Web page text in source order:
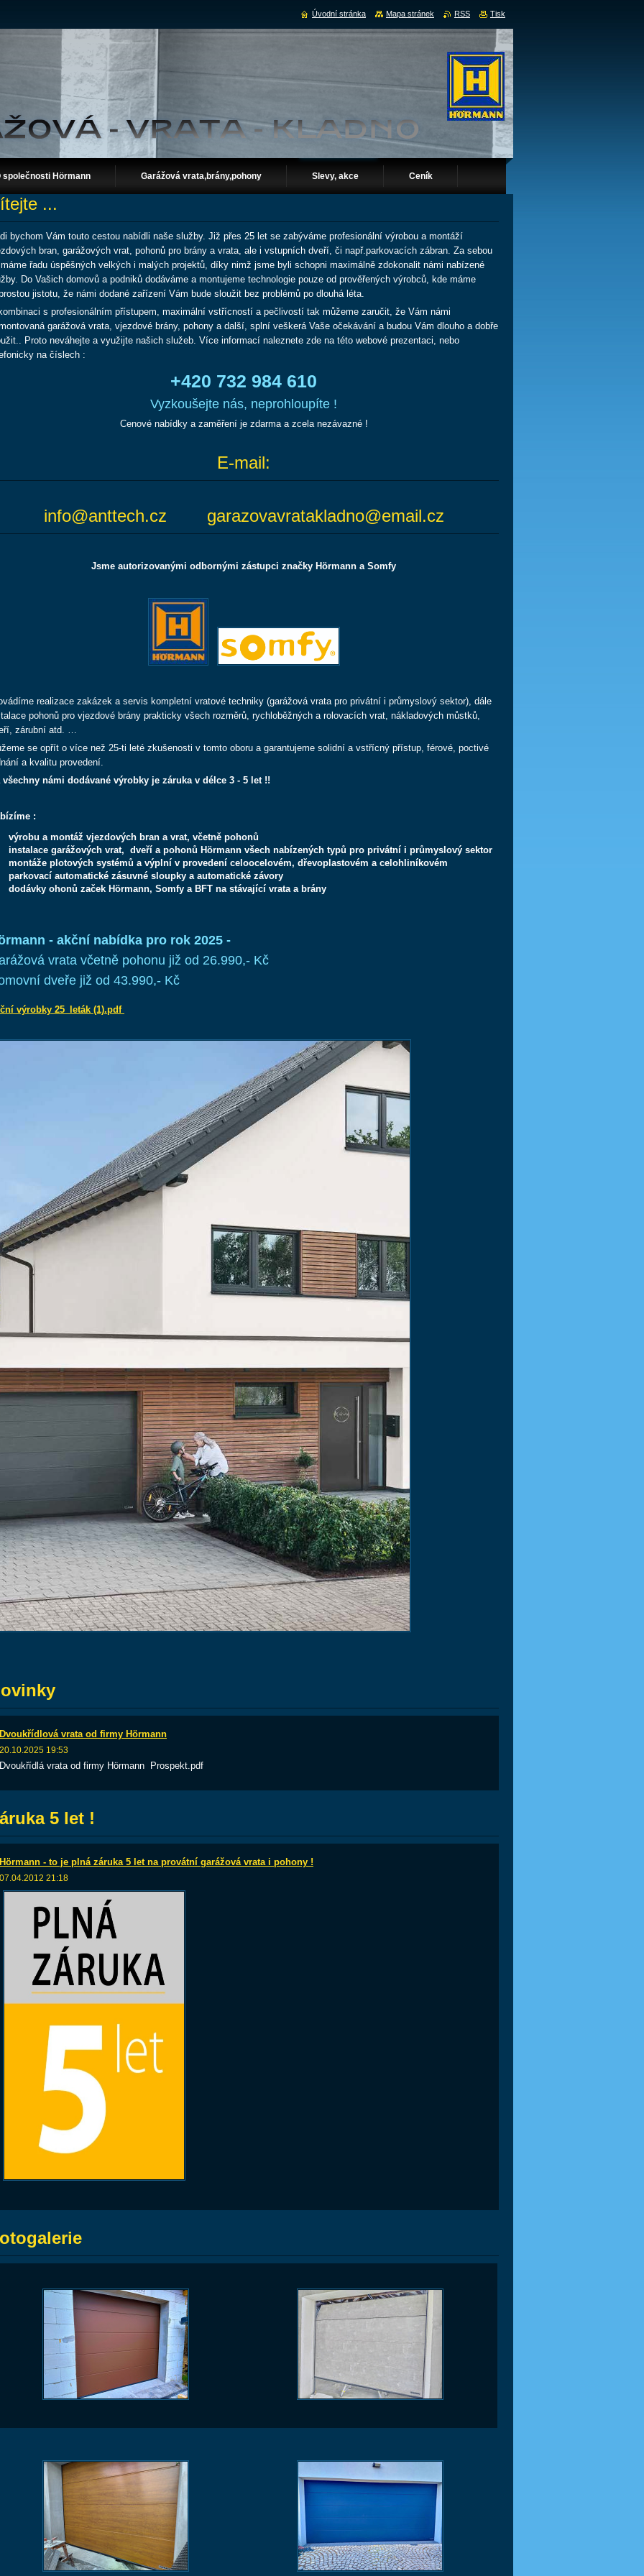
společnosti Hörmann Garážová vrata,brány,pohony Slevy, akce Ceník
...
bychom Vám touto cestou nabídli naše služby. Již přes 25 let se zabýváme profesionální výrobou a montáží
bran, garážových vrat, pohonů pro brány a vrata, ale i vstupních dveří, či např.parkovacích zábran. Za sebou
řadu úspěšných velkých i malých projektů, díky nimž jsme byli schopni maximálně zdokonalit námi nabízené
Do Vašich domovů a podniků dodáváme a montujeme technologie pouze od prověřených výrobců, kde máme
jistotu, že námi dodané zařízení Vám bude sloužit bez problémů po dlouhá léta.
s profesionálním přístupem, maximální vstřícností a pečlivostí tak můžeme zaručit, že Vám námi
garážová vrata, vjezdové brány, pohony a další, splní veškerá Vaše očekávání a budou Vám dlouho a dobře
Proto neváhejte a využijte našich služeb. Více informací naleznete zde na této webové prezentaci, nebo
na číslech :
+420 732 984 610
Vyzkoušejte nás, neprohloupíte !
Cenové nabídky a zaměření je zdarma a zcela nezávazné !
E-mail:
info@anttech.cz garazovavratakladno@email.cz
Jsme autorizovanými odbornými zástupci značky Hörmann a Somfy
realizace zakázek a servis kompletní vratové techniky (garážová vrata pro privátní i průmyslový sektor), dále
pohonů pro vjezdové brány prakticky všech rozměrů, rychloběžných a rolovacích vrat, nákladových můstků,
zárubní atd. …
se opřít o více než 25-ti leté zkušenosti v tomto oboru a garantujeme solidní a vstřícný přístup, férové, poctivé
a kvalitu provedení.
všechny námi dodávané výrobky je záruka v délce 3 - 5 let !!
:
výrobu a montáž vjezdových bran a vrat, včetně pohonů
instalace garážových vrat, dveří a pohonů Hörmann všech nabízených typů pro privátní i průmyslový sektor
montáže plotových systémů a výplní v provedení celoocelovém, dřevoplastovém a celohliníkovém
parkovací automatické zásuvné sloupky a automatické závory
dodávky ohonů začek Hörmann, Somfy a BFT na stávající vrata a brány
- akční nabídka pro rok 2025 -
vrata včetně pohonu již od 26.990,- Kč
dveře již od 43.990,- Kč
výrobky 25_leták (1).pdf
Dvoukřídlová vrata od firmy Hörmann
20.10.2025 19:53
Dvoukřídlá vrata od firmy Hörmann Prospekt.pdf
5 let !
Hörmann - to je plná záruka 5 let na provátní garážová vrata i pohony !
07.04.2012 21:18
Úvodní stránka Mapa stránek RSS Tisk